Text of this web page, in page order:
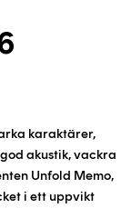
karaktärer,
akustik, vackra
Unfold Memo,
i ett uppvikt